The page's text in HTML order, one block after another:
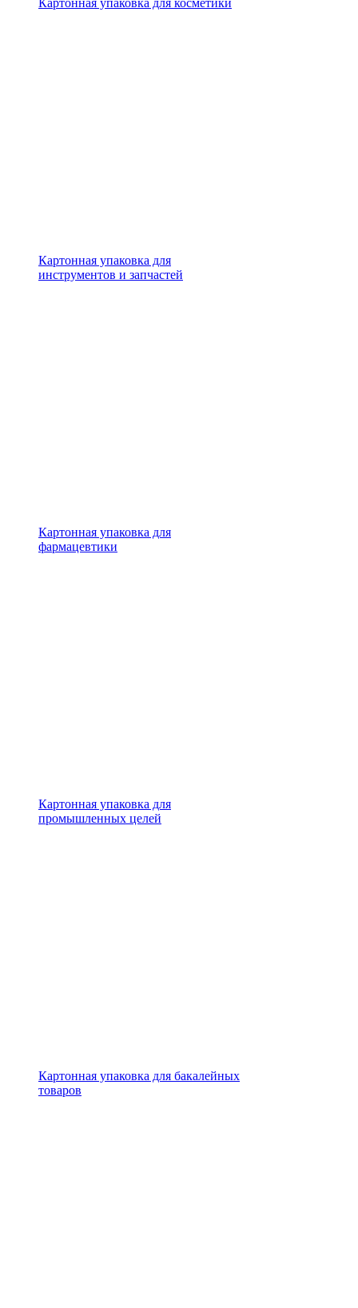
Картонная упаковка для
инструментов и запчастей
Картонная упаковка для
фармацевтики
Картонная упаковка для
промышленных целей
Картонная упаковка для бакалейных
товаров